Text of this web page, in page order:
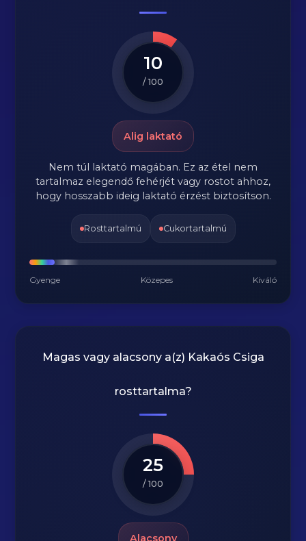
10
/ 100
Alig laktató
Nem túl laktató magában. Ez az étel nem
tartalmaz elegendő fehérjét vagy rostot ahhoz,
hogy hosszabb ideig laktató érzést biztosítson.
Rosttartalmú Cukortartalmú
Gyenge Közepes Kiváló
Magas vagy alacsony a(z) Kakaós Csiga
rosttartalma?
25
/ 100
Alacsony